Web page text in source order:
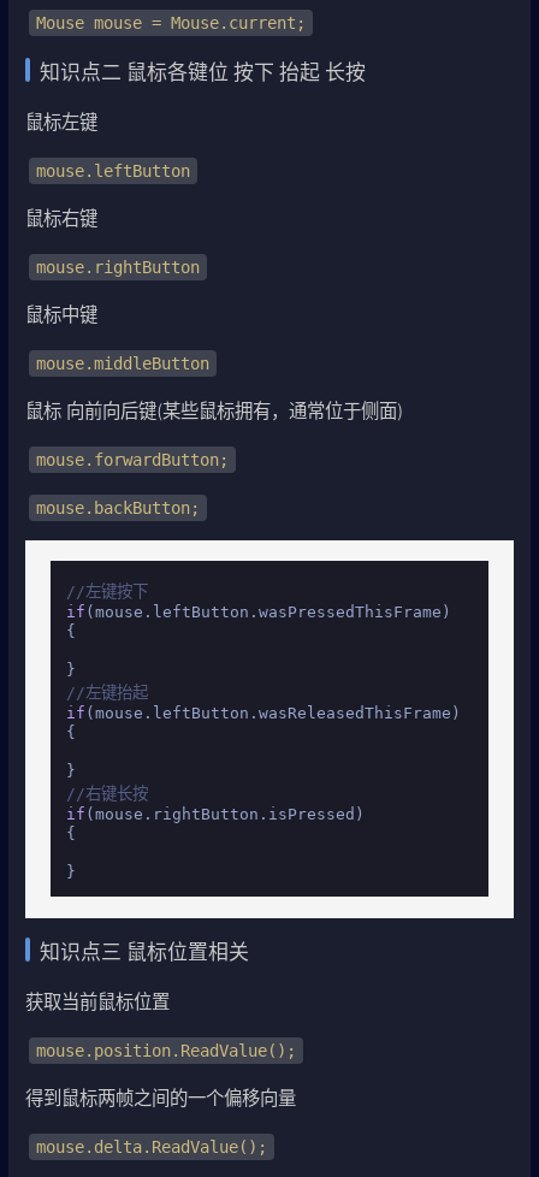
Mouse mouse = Mouse.current;
知识点二 鼠标各键位 按下 抬起 长按
鼠标左键
mouse.leftButton
鼠标右键
mouse.rightButton
鼠标中键
mouse.middleButton
鼠标 向前向后键(某些鼠标拥有，通常位于侧面)
mouse.forwardButton;
mouse.backButton;
//左键按下
if(mouse.leftButton.wasPressedThisFrame)
{
//左键抬起
if(mouse.leftButton.wasReleasedThisFrame)
{
//右键长按
if(mouse.rightButton.isPressed)
{
}
知识点三 鼠标位置相关
获取当前鼠标位置
mouse.position.ReadValue();
得到鼠标两帧之间的一个偏移向量
mouse.delta.ReadValue();